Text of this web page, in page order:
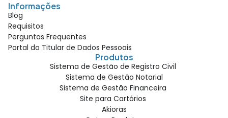
Informações
Blog
Requisitos
Perguntas Frequentes
Portal do Titular de Dados Pessoais
Produtos
Sistema de Gestão de Registro Civil
Sistema de Gestão Notarial
Sistema de Gestão Financeira
Site para Cartórios
Akioras